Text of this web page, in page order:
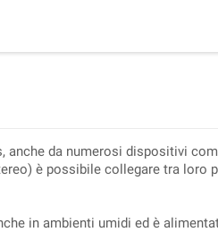
anche da numerosi dispositivi
è possibile collegare tra loro
in ambienti umidi ed è